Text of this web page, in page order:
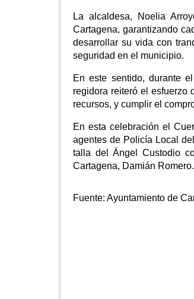
La alcaldesa, Noelia
Cartagena, garantizando
desarrollar su vida con
seguridad en el municipio.
En este sentido, durante
regidora reiteró el esfuerzo
recursos, y cumplir el
En esta celebración el
agentes de Policía Local
talla del Ángel Custodio
Cartagena, Damián Romero.
Fuente: Ayuntamiento de